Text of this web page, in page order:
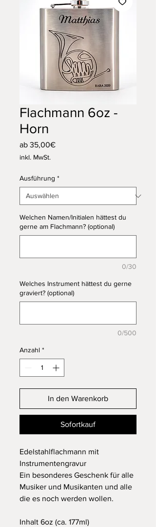
Flachmann 6oz -
Horn
ab 35,00€Sale-
inkl. MwSt.
Ausführung *
Welchen Namen/Initialen hättest du
gerne am Flachmann? (optional)
0/30
Welches Instrument hättest du gerne
graviert? (optional)
0/500
Anzahl *
In den Warenkorb
Sofortkauf
Edelstahlflachmann mit
Instrumentengravur
Ein besonderes Geschenk für alle
Musiker und Musikanten und alle
die es noch werden wollen.
Inhalt 6oz (ca. 177ml)